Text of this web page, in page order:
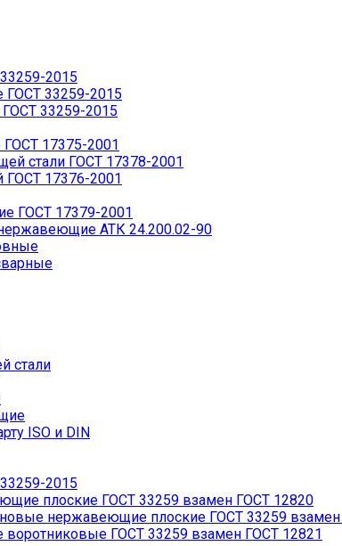
2015
33259-2015
33259-2015
17375-2001
стали ГОСТ 17378-2001
17376-2001
ГОСТ 17379-2001
АТК 24.200.02-90
стали
ISO и DIN
2015
плоские ГОСТ 33259 взамен ГОСТ 12820
нержавеющие плоские ГОСТ 33259 взамен
ГОСТ 33259 взамен ГОСТ 12821